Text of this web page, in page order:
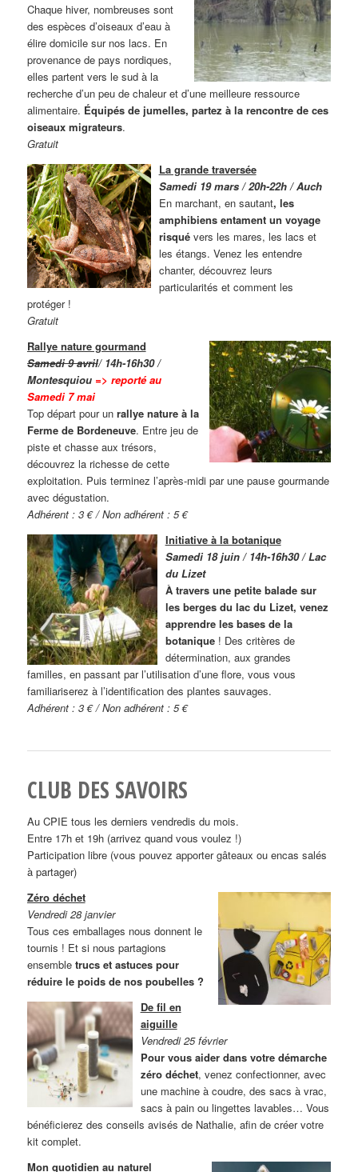
Chaque hiver, nombreuses sont
des espèces d’oiseaux d’eau à
élire domicile sur nos lacs. En
provenance de pays nordiques,
elles partent vers le sud à la
recherche d’un peu de chaleur et d’une meilleure ressource
alimentaire. Équipés de jumelles, partez à la rencontre de ces
oiseaux migrateurs.
Gratuit
La grande traversée
Samedi 19 mars / 20h-22h / Auch
En marchant, en sautant, les
amphibiens entament un voyage
risquévers les mares, les lacs et
les étangs. Venez les entendre
chanter, découvrez leurs
particularités et comment les
protéger !
Gratuit
Rallye nature gourmand
Samedi 9 avril/ 14h-16h30 /
Montesquiou => reporté au
Samedi 7 mai
Top départ pour unrallye nature à la
Ferme de Bordeneuve. Entre jeu de
piste et chasse aux trésors,
découvrez la richesse de cette
exploitation. Puis terminez l’après-midi par une pause gourmande
avec dégustation.
Adhérent : 3 € / Non adhérent : 5 €
Initiative à la botanique
Samedi 18 juin / 14h-16h30 / Lac
du Lizet
À travers une petite balade sur
les berges du lac du Lizet, venez
apprendre les bases de la
botanique! Des critères de
détermination, aux grandes
familles, en passant par l’utilisation d’une flore, vous vous
familiariserez à l’identification des plantes sauvages.
Adhérent : 3 € / Non adhérent : 5 €
CLUB DES SAVOIRS
Au CPIE tous les derniers vendredis du mois.
Entre 17h et 19h (arrivez quand vous voulez !)
Participation libre (vous pouvez apporter gâteaux ou encas salés
à partager)
Zéro déchet
Vendredi 28 janvier
Tous ces emballages nous donnent le
tournis ! Et si nous partagions
ensemble trucs et astuces pour
réduire le poids de nos poubelles ?
De fil en
aiguille
Vendredi 25 février
Pour vous aider dans votre démarche
zéro déchet, venez confectionner, avec
une machine à coudre, des sacs à vrac,
sacs à pain ou lingettes lavables… Vous
bénéficierez des conseils avisés de Nathalie, afin de créer votre
kit complet.
Mon quotidien au naturel